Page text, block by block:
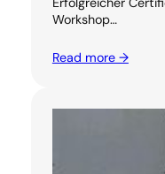
Workshop…
Read more →